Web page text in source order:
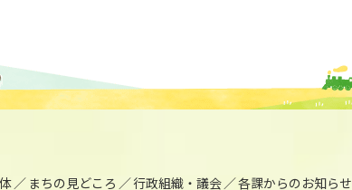
まちの見どころ 行政組織・議会 各課からのお知らせ